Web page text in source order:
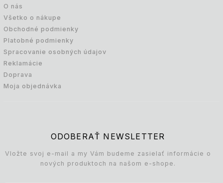
O nás
Všetko o nákupe
Obchodné podmienky
Platobné podmienky
Spracovanie osobných údajov
Reklamácie
Doprava
Moja objednávka
ODOBERAŤ NEWSLETTER
Vložte svoj e-mail a my Vám budeme zasielať informácie o
nových produktoch na našom e-shope.